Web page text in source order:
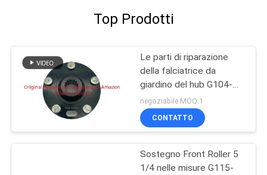
Top Prodotti
Le parti di riparazione
della falciatrice da
giardino del hub G104-
1675 misura il veicolo
utilitario dell'operaio di
Toro
negoziabile MOQ:1
CONTATTO
Sostegno Front Roller 5
1/4 nelle misure G115-